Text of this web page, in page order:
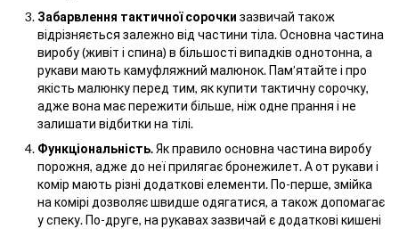
Забарвлення тактичної сорочки зазвичай також
відрізняється залежно від частини тіла. Основна частина
виробу (живіт і спина) в більшості випадків однотонна, а
рукави мають камуфляжний малюнок. Пам’ятайте і про
якість малюнку перед тим, як купити тактичну сорочку,
адже вона має пережити більше, ніж одне прання і не
залишати відбитки на тілі.
Функціональність.Як правило основна частина виробу
порожня, адже до неї прилягає бронежилет. А от рукави і
комір мають різні додаткові елементи. По-перше, змійка
на комірі дозволяє швидше одягатися, а також допомагає
у спеку. По-друге, на рукавах зазвичай є додаткові кишені